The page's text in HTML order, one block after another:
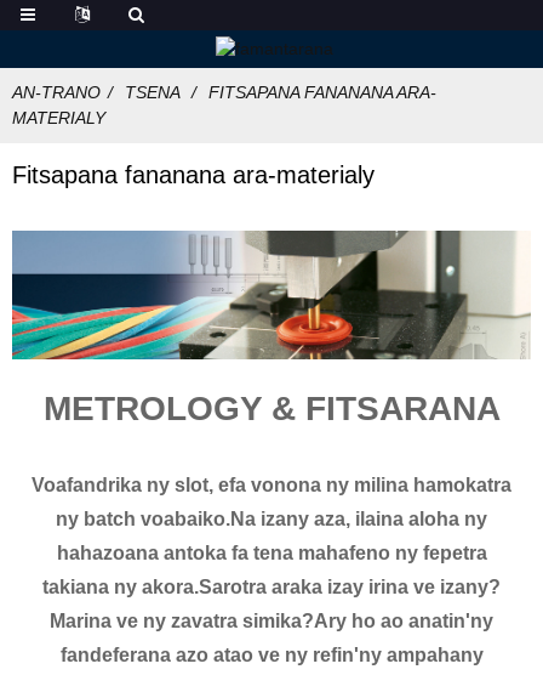
AN-TRANO TSENA
FITSAPANA FANANANA ARA-
MATERIALY
Fitsapana fananana ara-materialy
METROLOGY & FITSARANA
Voafandrika ny slot, efa vonona ny milina hamokatra
ny batch voabaiko.Na izany aza, ilaina aloha ny
hahazoana antoka fa tena mahafeno ny fepetra
takiana ny akora.Sarotra araka izay irina ve izany?
Marina ve ny zavatra simika?Ary ho ao anatin'ny
fandeferana azo atao ve ny refin'ny ampahany